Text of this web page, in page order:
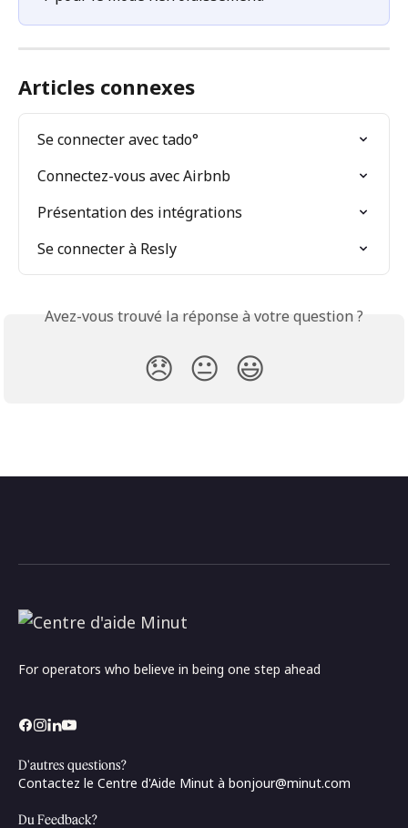
Articles connexes
Se connecter avec tado°
Connectez-vous avec Airbnb
Présentation des intégrations
Se connecter à Resly
Avez-vous trouvé la réponse à votre question ?
😞 😐 😃
For operators who believe in being one step ahead
D'autres questions?
Contactez le Centre d'Aide Minut à bonjour@minut.com
Du Feedback?